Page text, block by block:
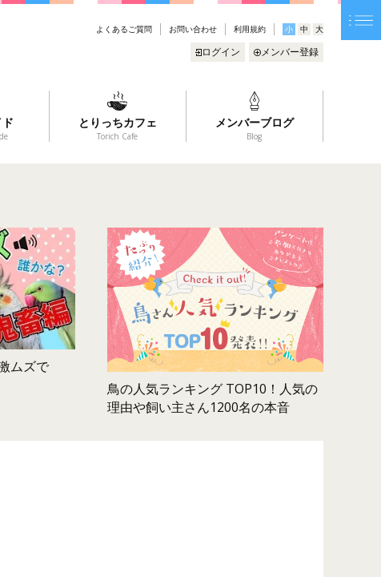
よくあるご質問 お問い合わせ 利用規約 小 中 大
ログイン メンバー登録
とりっちカフェ
Torich Cafe
メンバーブログ
Blog
ムズで
鳥の人気ランキング TOP10！人気の
理由や飼い主さん1200名の本音